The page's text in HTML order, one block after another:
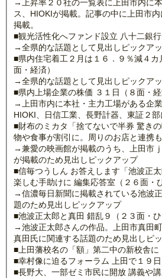
→上昇率２０社の一覧表に上田市内に
ス、HIOKIが掲載。記事の中に上田市
掲載。
■観光活性化へファンド設立 八十二銀行
→全県的な話題として見出しピックア
■県内住宅着工２月は１６．９％減４カ
面・経済）
→全県的な話題として見出しピックア
■県内上場企業の株価 ３１日（８面・経
→上田市内に本社・主力工場がある企
HIOKI、日信工業、長野計器、東証２
■財布のミカタ「捨てないで半券 驚き
物や食事が割引に。周りのお店と連携
→兼愛の映画館が掲載のうち、上田市
が掲載のため見出しピックアップ
■信毎つうしん お答えします「池波正
楽しむ手助けに 編集応答室（２６面・
→信濃毎日新聞に掲載されている池波
題のため見出しピックアップ
■池波正太郎と真田 錯乱９（２３面・ひ
→池波正太郎さんの作品。上田市真田
真田氏に関連する話題のため見出しピ
■上田藩校名の「額」第二中の新校舎に
■幸村像に迫るフォーラム 上田で１９日
■長野大、一部ゼミ市民に開放 講義や